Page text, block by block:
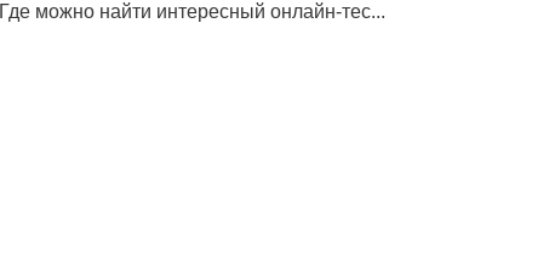
Где можно найти интересный онлайн-тес...